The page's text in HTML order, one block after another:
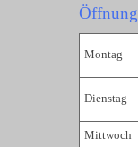
Montag
Dienstag
Mittwoch